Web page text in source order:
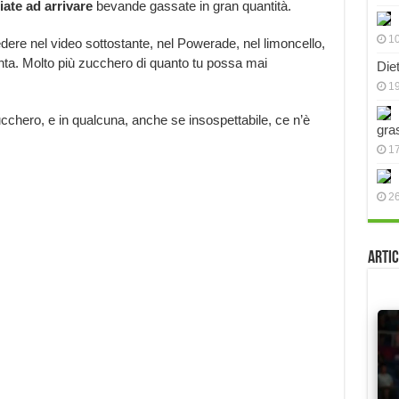
ad arrivare bevande gassate in gran quantità.
nel video sottostante, nel Powerade, nel limoncello,
Molto più zucchero di quanto tu possa mai
e in qualcuna, anche se insospettabile, ce n’è